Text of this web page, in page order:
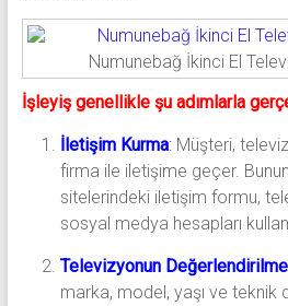
Numunebağ İkinci El
İşleyiş genellikle şu adımlarla
İletişim Kurma:Müşteri,
firma ile iletişime geçer.
sitelerindeki iletişim formu,
sosyal medya hesapları
Televizyonun
marka, model, yaşı ve teknik